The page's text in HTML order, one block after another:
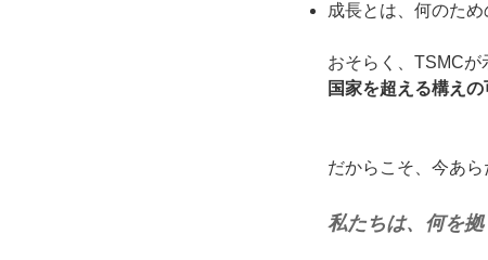
成長とは、何のた
おそらく、TSMCが
国家を超える構え
だからこそ、今あら
私たちは、何を